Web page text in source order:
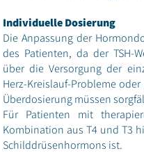
Individuelle Dosierung
Die Anpassung der
des Patienten, da der TSH-
über die Versorgung der
Herz-Kreislauf-Probleme
Überdosierung müssen
Für Patienten mit
Kombination aus T4 und T3
Schilddrüsenhormons ist.